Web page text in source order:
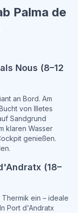
Palma de
Nous (8–12
an Bord. Am
von Illetes
Sandgrund
klaren Wasser
genießen.
(18–
ein – ideale
Port d'Andratx